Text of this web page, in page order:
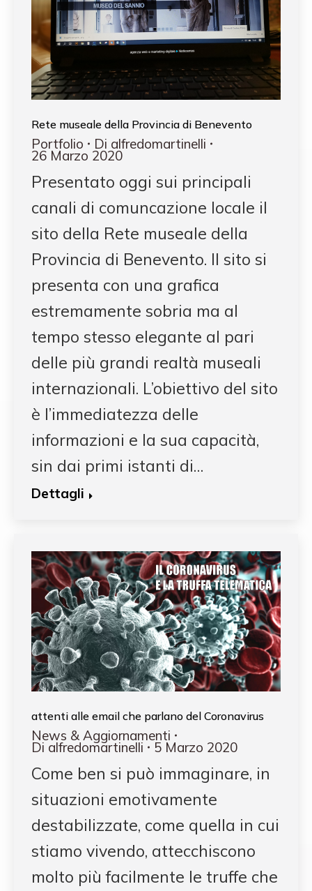
Rete museale della Provincia di Benevento
Portfolio Di alfredomartinelli
26 Marzo 2020
Presentato oggi sui principali
canali di comuncazione locale il
sito della Rete museale della
Provincia di Benevento. Il sito si
presenta con una grafica
estremamente sobria ma al
tempo stesso elegante al pari
delle più grandi realtà museali
internazionali. L’obiettivo del sito
è l’immediatezza delle
informazioni e la sua capacità,
sin dai primi istanti di…
Dettagli
attenti alle email che parlano del Coronavirus
News & Aggiornamenti
Di alfredomartinelli 5 Marzo 2020
Come ben si può immaginare, in
situazioni emotivamente
destabilizzate, come quella in cui
stiamo vivendo, attecchiscono
molto più facilmente le truffe che